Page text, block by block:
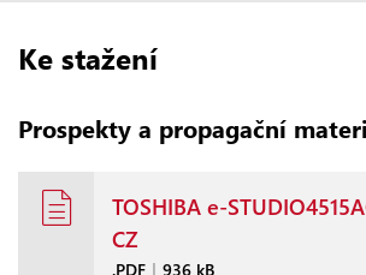
Ke stažení
Prospekty a propagační
TOSHIBA e-
CZ
.PDF | 936 kB